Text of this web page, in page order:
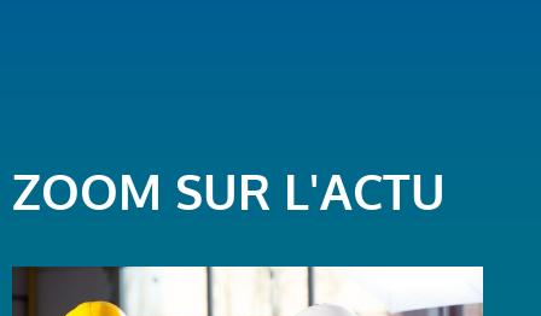
ZOOM SUR L'ACTU